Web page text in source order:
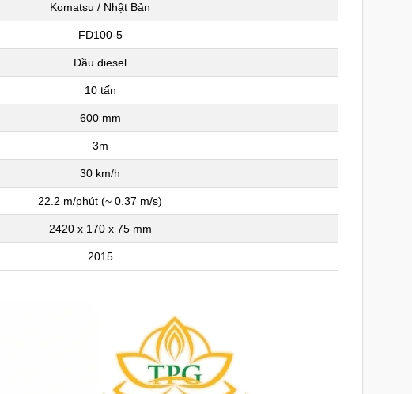
Komatsu / Nhật Bản
FD100-5
Dầu diesel
10 tấn
600 mm
3m
30 km/h
22.2 m/phút (~ 0.37 m/s)
2420 x 170 x 75 mm
2015